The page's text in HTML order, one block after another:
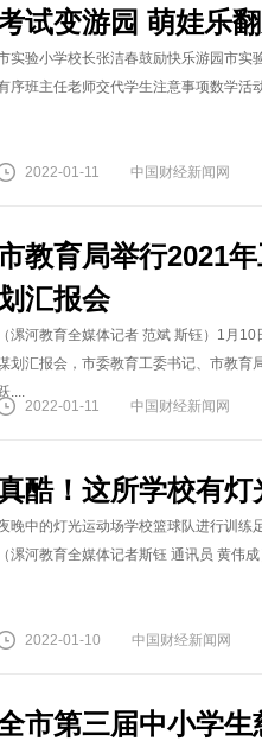
试变游园 萌娃乐
实验小学校长张洁春鼓励快乐游园市实
序班主任老师交代学生注意事项数学活
2022-01-11 中国财经新闻网
教育局举行2021
汇报会
（漯河教育全媒体记者 范斌 斯钰）1月
划汇报会，市委教育工委书记、市教育
....
2022-01-11
中国财经新闻网
酷！这所学校有灯
晚中的灯光运动场学校篮球队进行训练
（漯河教育全媒体记者斯钰 通讯员 黄伟
2022-01-10 中国财经新闻网
市第三届中小学